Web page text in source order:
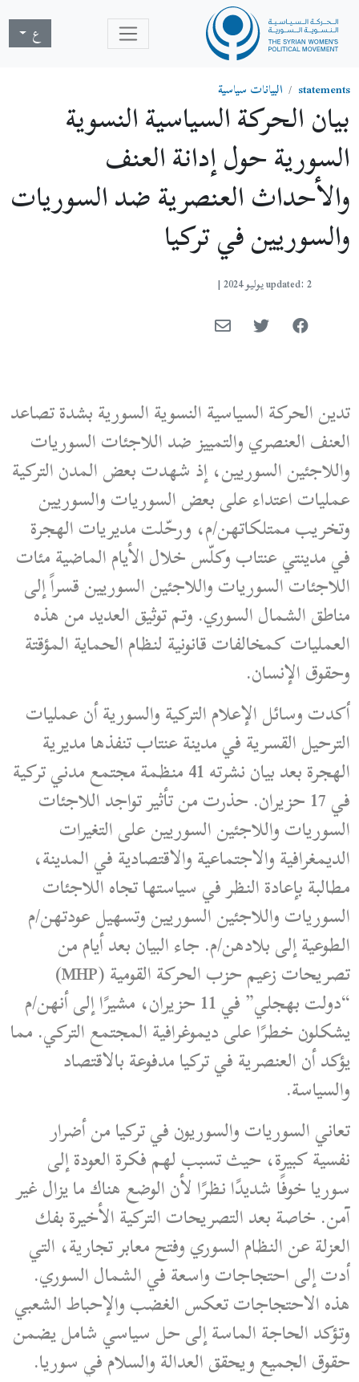
ع
statements البيانات سياسية
بيان الحركة السياسية النسوية
السورية حول إدانة العنف
والأحداث العنصرية ضد السوريات
والسوريين في تركيا
updated: 2 يوليو 2024 |
تدين الحركة السياسية النسوية السورية بشدة تصاعد
العنف العنصري والتمييز ضد اللاجئات السوريات
واللاجئين السوريين، إذ شهدت بعض المدن التركية
عمليات اعتداء على بعض السوريات والسوريين
وتخريب ممتلكاتهن/م، ورحّلت مديريات الهجرة
في مدينتي عنتاب وكلّس خلال الأيام الماضية مئات
اللاجئات السوريات واللاجئين السوريين قسراً إلى
مناطق الشمال السوري. وتم توثيق العديد من هذه
العمليات كمخالفات قانونية لنظام الحماية المؤقتة
وحقوق الإنسان.
أكدت وسائل الإعلام التركية والسورية أن عمليات
الترحيل القسرية في مدينة عنتاب تنفذها مديرية
الهجرة بعد بيان نشرته 41 منظمة مجتمع مدني تركية
في 17 حزيران. حذرت من تأثير تواجد اللاجئات
السوريات واللاجئين السوريين على التغيرات
الديمغرافية والاجتماعية والاقتصادية في المدينة،
مطالبة بإعادة النظر في سياستها تجاه اللاجئات
السوريات واللاجئين السوريين وتسهيل عودتهن/م
الطوعية إلى بلادهن/م. جاء البيان بعد أيام من
تصريحات زعيم حزب الحركة القومية (MHP)
“دولت بهجلي” في 11 حزيران، مشيرًا إلى أنهن/م
يشكلون خطرًا على ديموغرافية المجتمع التركي. مما
يؤكد أن العنصرية في تركيا مدفوعة بالاقتصاد
والسياسة.
تعاني السوريات والسوريون في تركيا من أضرار
نفسية كبيرة، حيث تسبب لهم فكرة العودة إلى
سوريا خوفًا شديدًا نظرًا لأن الوضع هناك ما يزال غير
آمن. خاصة بعد التصريحات التركية الأخيرة بفك
العزلة عن النظام السوري وفتح معابر تجارية، التي
أدت إلى احتجاجات واسعة في الشمال السوري.
هذه الاحتجاجات تعكس الغضب والإحباط الشعبي
وتؤكد الحاجة الماسة إلى حل سياسي شامل يضمن
حقوق الجميع ويحقق العدالة والسلام في سوريا.